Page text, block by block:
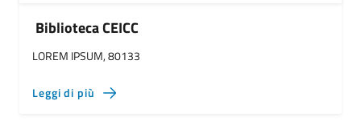
Biblioteca CEICC
LOREM IPSUM, 80133
Leggi di più